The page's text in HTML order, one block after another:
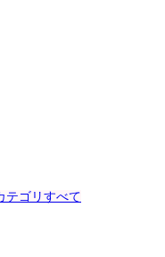
テゴリすべて